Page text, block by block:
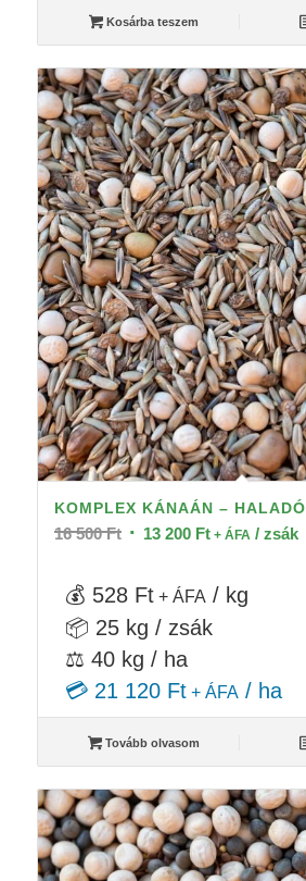
Kosárba teszem
KOMPLEX KÁNAÁN – HALADÓ
16 500Ft Original
16
500 Ft.
13 200 FtCurrent
13
200 Ft.
+ ÁFA / zsák
💰 528 Ft+ ÁFA / kg
📦 25 kg / zsák
⚖️ 40 kg / ha
💳 21 120 Ft+ ÁFA/ ha
Tovább olvasom